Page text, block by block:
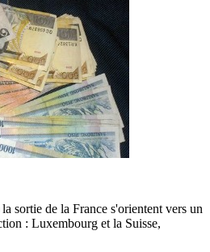
sortie de la France s'orientent vers un
: Luxembourg et la Suisse,